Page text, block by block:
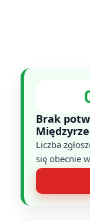
Brak
Liczba
się obecnie